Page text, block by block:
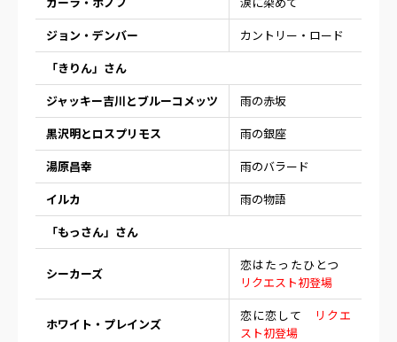
ジョン・デンバー
カントリー・ロード
「きりん」さん
ジャッキー吉川とブルーコメッツ
雨の赤坂
黒沢明とロスプリモス
雨の銀座
湯原昌幸
雨のバラード
イルカ
雨の物語
「もっさん」さん
シーカーズ
恋はたったひとつ
リクエスト初登場
ホワイト・プレインズ
恋に恋して
リクエ
スト初登場